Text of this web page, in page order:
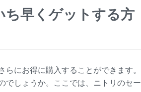
ち早くゲットする方
にお得に購入することができます。
でしょうか。ここでは、ニトリのセー